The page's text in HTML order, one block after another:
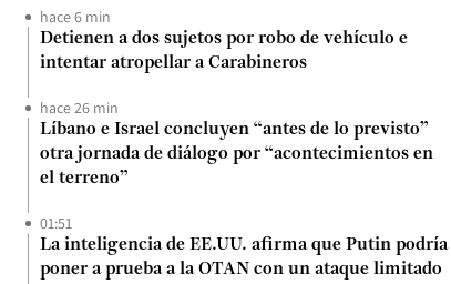
hace 6 min
Detienen a dos sujetos por robo de vehículo e
intentar atropellar a Carabineros
hace 26 min
Líbano e Israel concluyen “antes de lo previsto”
otra jornada de diálogo por “acontecimientos en
el terreno”
01:51
La inteligencia de EE.UU. afirma que Putin podría
poner a prueba a la OTAN con un ataque limitado